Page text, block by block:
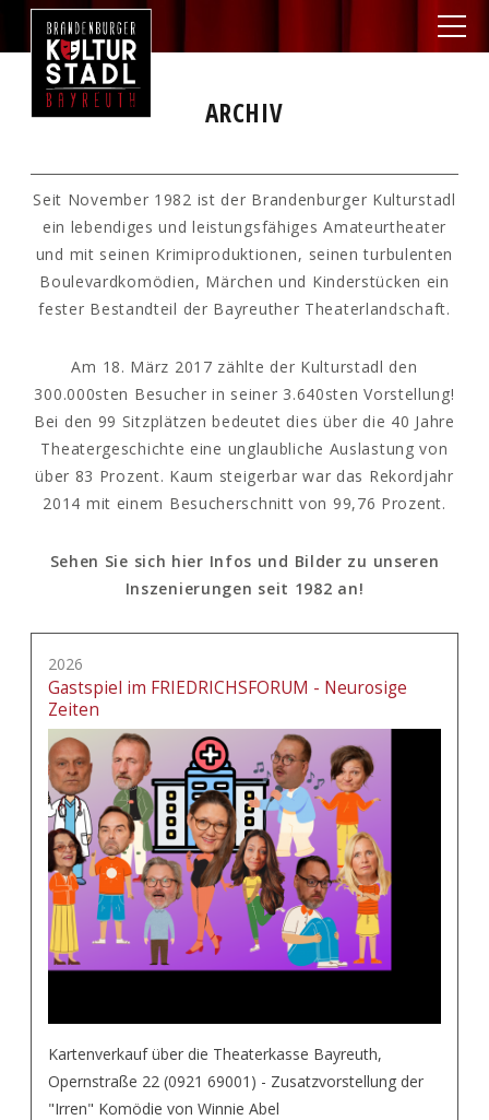
ARCHIV
Seit November 1982 ist der Brandenburger Kulturstadl
ein lebendiges und leistungsfähiges Amateurtheater
und mit seinen Krimiproduktionen, seinen turbulenten
Boulevardkomödien, Märchen und Kinderstücken ein
fester Bestandteil der Bayreuther Theaterlandschaft.
Am 18. März 2017 zählte der Kulturstadl den
300.000sten Besucher in seiner 3.640sten Vorstellung!
Bei den 99 Sitzplätzen bedeutet dies über die 40 Jahre
Theatergeschichte eine unglaubliche Auslastung von
über 83 Prozent. Kaum steigerbar war das Rekordjahr
2014 mit einem Besucherschnitt von 99,76 Prozent.
Sehen Sie sich hier Infos und Bilder zu unseren
Inszenierungen seit 1982 an!
2026
Gastspiel im FRIEDRICHSFORUM - Neurosige
Zeiten
Kartenverkauf über die Theaterkasse Bayreuth,
Opernstraße 22 (0921 69001) - Zusatzvorstellung der
"Irren" Komödie von Winnie Abel